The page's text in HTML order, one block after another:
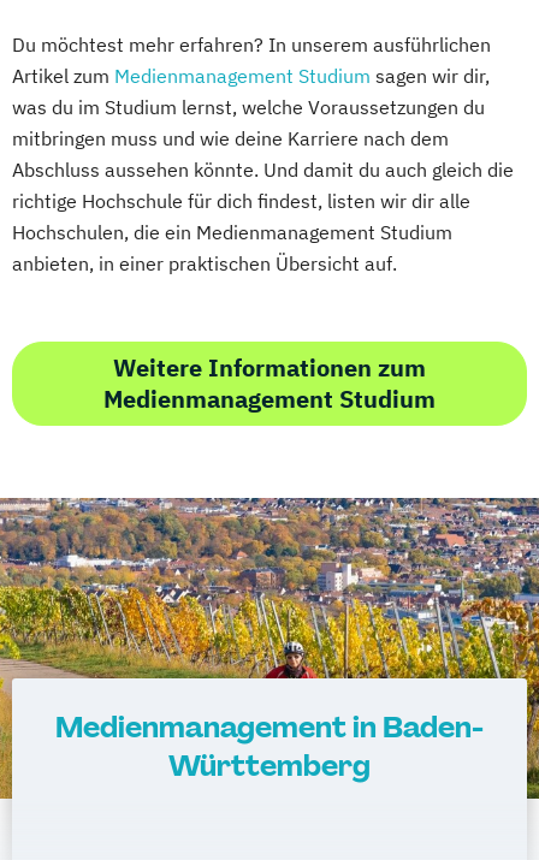
Du möchtest mehr erfahren? In unserem ausführlichen
Artikel zum Medienmanagement Studium sagen wir dir,
was du im Studium lernst, welche Voraussetzungen du
mitbringen muss und wie deine Karriere nach dem
Abschluss aussehen könnte. Und damit du auch gleich die
richtige Hochschule für dich findest, listen wir dir alle
Hochschulen, die ein Medienmanagement Studium
anbieten, in einer praktischen Übersicht auf.
Weitere Informationen zum
Medienmanagement Studium
Medienmanagement in Baden-
Württemberg